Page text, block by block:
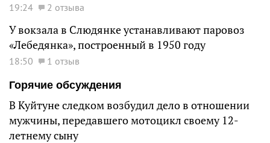
19:24 2 отзыва
У вокзала в Слюдянке устанавливают паровоз
«Лебедянка», построенный в 1950 году
18:50
1 отзыв
Горячие обсуждения
В Куйтуне следком возбудил дело в отношении
мужчины, передавшего мотоцикл своему 12-
летнему сыну